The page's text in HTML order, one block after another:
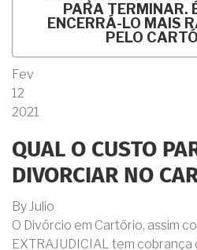
PARA TERMINAR.
ENCERRÁ-LO MAIS
PELO
Fev
12
2021
QUAL O CUSTO
DIVORCIAR NO
By Julio
O Divórcio em Cartório, assim
EXTRAJUDICIAL tem cobrança